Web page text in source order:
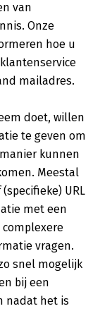
van
Onze
hoe u
mailadres.
doet, willen
te geven om
kunnen
Meestal
URL
met een
vragen.
snel mogelijk
bij een
nadat het is